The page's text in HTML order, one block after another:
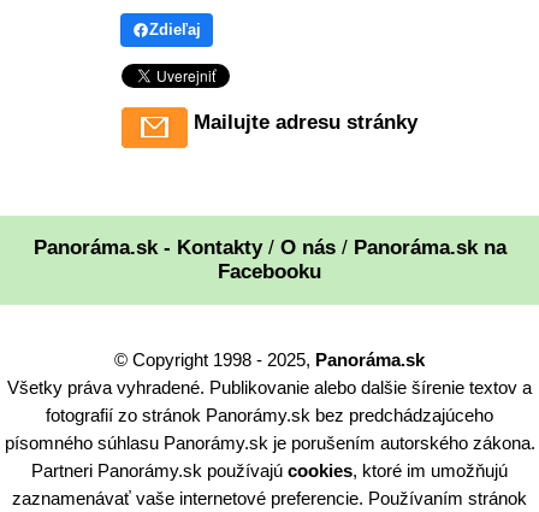
Zdieľaj
Mailujte adresu stránky
Panoráma.sk - Kontakty/ O nás/ Panoráma.sk na
Facebooku
© Copyright 1998 - 2025, Panoráma.sk
Všetky práva vyhradené. Publikovanie alebo dalšie šírenie textov a
fotografií zo stránok Panorámy.sk bez predchádzajúceho
písomného súhlasu Panorámy.sk je porušením autorského zákona.
Partneri Panorámy.sk používajú cookies, ktoré im umožňujú
zaznamenávať vaše internetové preferencie. Používaním stránok